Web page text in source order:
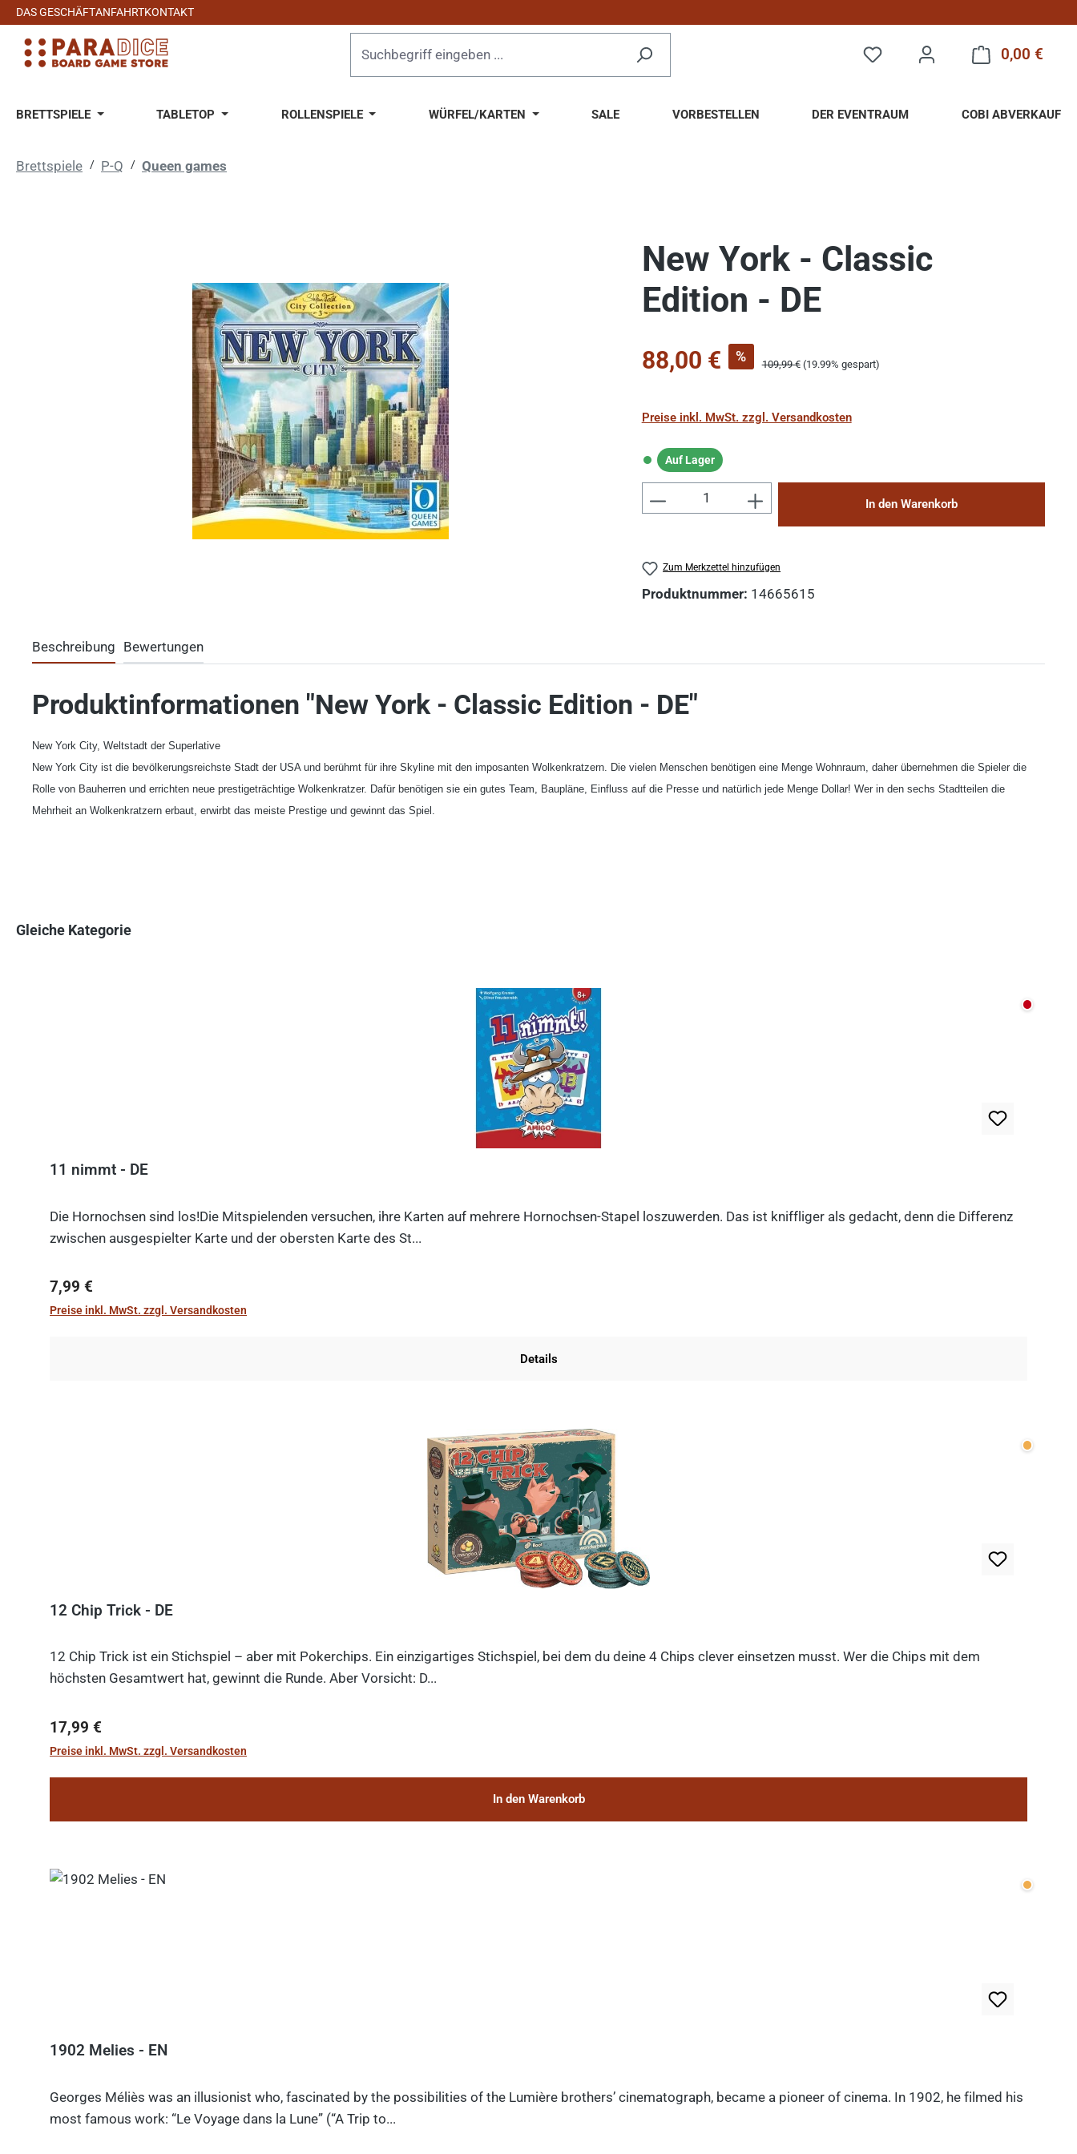
Hauptinhalt springen
Zur Suche springen
Zur Hauptnavigation springen
DAS GESCHÄFTANFAHRTKONTAKT
0,00 €
BRETTSPIELE TABLETOP ROLLENSPIELE WÜRFEL/KARTEN SALE VORBESTELLEN DER EVENTRAUM COBI ABVERKAUF
Brettspiele / P-Q / Queen games
New York - Classic
Edition - DE
Verkaufspreis:
88,00 € % Regulärer Preis:
109,99 € (19.99% gespart)
Preise inkl. MwSt. zzgl. Versandkosten
Auf Lager
Auf Lager
Produkt Anzahl: Gib den gewünschten Wert
In den Warenkorb
Zum Merkzettel hinzufügen
Produktnummer: 14665615
Beschreibung Bewertungen
Produktinformationen "New York - Classic Edition - DE"
New York City, Weltstadt der Superlative
New York City ist die bevölkerungsreichste Stadt der USA und berühmt für ihre Skyline mit den imposanten Wolkenkratzern. Die vielen Menschen benötigen eine Menge Wohnraum, daher übernehmen die Spieler die
Rolle von Bauherren und errichten neue prestigeträchtige Wolkenkratzer. Dafür benötigen sie ein gutes Team, Baupläne, Einfluss auf die Presse und natürlich jede Menge Dollar! Wer in den sechs Stadtteilen die
Mehrheit an Wolkenkratzern erbaut, erwirbt das meiste Prestige und gewinnt das Spiel.
Gleiche Kategorie
Nicht
11 nimmt - DE
Die Hornochsen sind los!Die Mitspielenden versuchen, ihre Karten auf mehrere Hornochsen-Stapel loszuwerden. Das ist kniffliger als gedacht, denn die Differenz
zwischen ausgespielter Karte und der obersten Karte des St...
Regulärer Preis:
7,99 €
Preise inkl. MwSt. zzgl. Versandkosten
Details
Wenige
12 Chip Trick - DE
12 Chip Trick ist ein Stichspiel – aber mit Pokerchips. Ein einzigartiges Stichspiel, bei dem du deine 4 Chips clever einsetzen musst. Wer die Chips mit dem
höchsten Gesamtwert hat, gewinnt die Runde. Aber Vorsicht: D...
Regulärer Preis:
17,99 €
Preise inkl. MwSt. zzgl. Versandkosten
In den Warenkorb
Wenige
1902 Melies - EN
Georges Méliès was an illusionist who, fascinated by the possibilities of the Lumière brothers’ cinematograph, became a pioneer of cinema. In 1902, he filmed his
most famous work: “Le Voyage dans la Lune” (“A Trip to...